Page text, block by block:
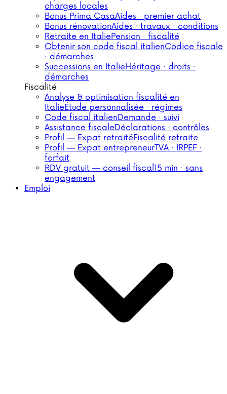
charges locales
Bonus Prima CasaAides · premier achat
Bonus rénovationAides · travaux · conditions
Retraite en ItaliePension · fiscalité
Obtenir son code fiscal italienCodice fiscale
· démarches
Successions en ItalieHéritage · droits ·
démarches
Fiscalité
Analyse & optimisation fiscalité en
ItalieÉtude personnalisée · régimes
Code fiscal italienDemande · suivi
Assistance fiscaleDéclarations · contrôles
Profil — Expat retraitéFiscalité retraite
Profil — Expat entrepreneurTVA · IRPEF ·
forfait
RDV gratuit — conseil fiscal15 min · sans
engagement
Emploi